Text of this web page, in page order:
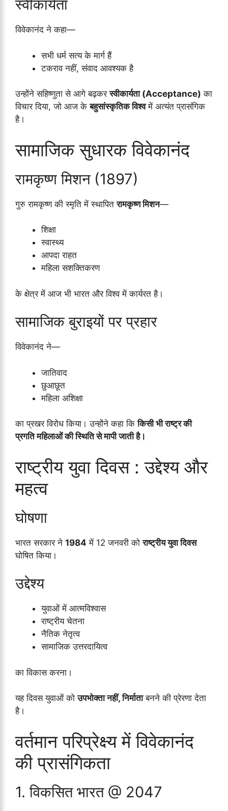
स्वीकार्यता
विवेकानंद ने कहा—
सभी धर्म सत्य के मार्ग हैं
टकराव नहीं, संवाद आवश्यक है
उन्होंने सहिष्णुता से आगे बढ़करस्वीकार्यता (Acceptance) का
विचार दिया, जो आज केबहुसांस्कृतिक विश्वमें अत्यंत प्रासंगिक
है।
सामाजिक सुधारक विवेकानंद
रामकृष्ण मिशन (1897)
गुरु रामकृष्ण की स्मृति में स्थापितरामकृष्ण मिशन—
शिक्षा
स्वास्थ्य
आपदा राहत
महिला सशक्तिकरण
के क्षेत्र में आज भी भारत और विश्व में कार्यरत है।
सामाजिक बुराइयों पर प्रहार
विवेकानंद ने—
जातिवाद
छुआछूत
महिला अशिक्षा
का प्रखर विरोध किया। उन्होंने कहा किकिसी भी राष्ट्र की
प्रगति महिलाओं की स्थिति से मापी जाती है।
राष्ट्रीय युवा दिवस : उद्देश्य और
महत्व
घोषणा
भारत सरकार ने 1984 में 12 जनवरी कोराष्ट्रीय युवा दिवस
घोषित किया।
उद्देश्य
युवाओं में आत्मविश्वास
राष्ट्रीय चेतना
नैतिक नेतृत्व
सामाजिक उत्तरदायित्व
का विकास करना।
यह दिवस युवाओं कोउपभोक्ता नहीं, निर्माताबनने की प्रेरणा देता
है।
वर्तमान परिप्रेक्ष्य में विवेकानंद
की प्रासंगिकता
1. विकसित भारत @ 2047